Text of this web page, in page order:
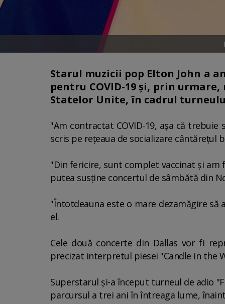
Starul muzicii pop Elton John a
pentru COVID-19 şi, prin
Statelor Unite, în cadrul
"Am contractat COVID-19, aşa că
scris pe reţeaua de socializare cântăreţul
"Din fericire, sunt complet vaccinat şi
putea susţine concertul de sâmbătă din
"Întotdeauna este o mare dezamăgire să
el.
Cele două concerte din Dallas vor fi
precizat interpretul piesei "Candle in the
Superstarul şi-a început turneul de adio
parcursul a trei ani în întreaga lume,